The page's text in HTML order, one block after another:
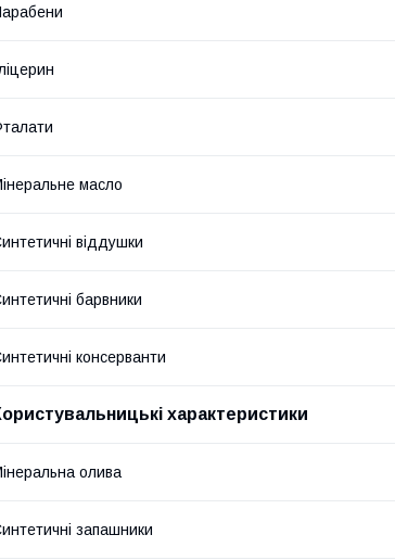
масло
віддушки
барвники
консерванти
характеристики
олива
запашники